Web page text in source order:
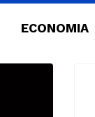
ECONOMIA